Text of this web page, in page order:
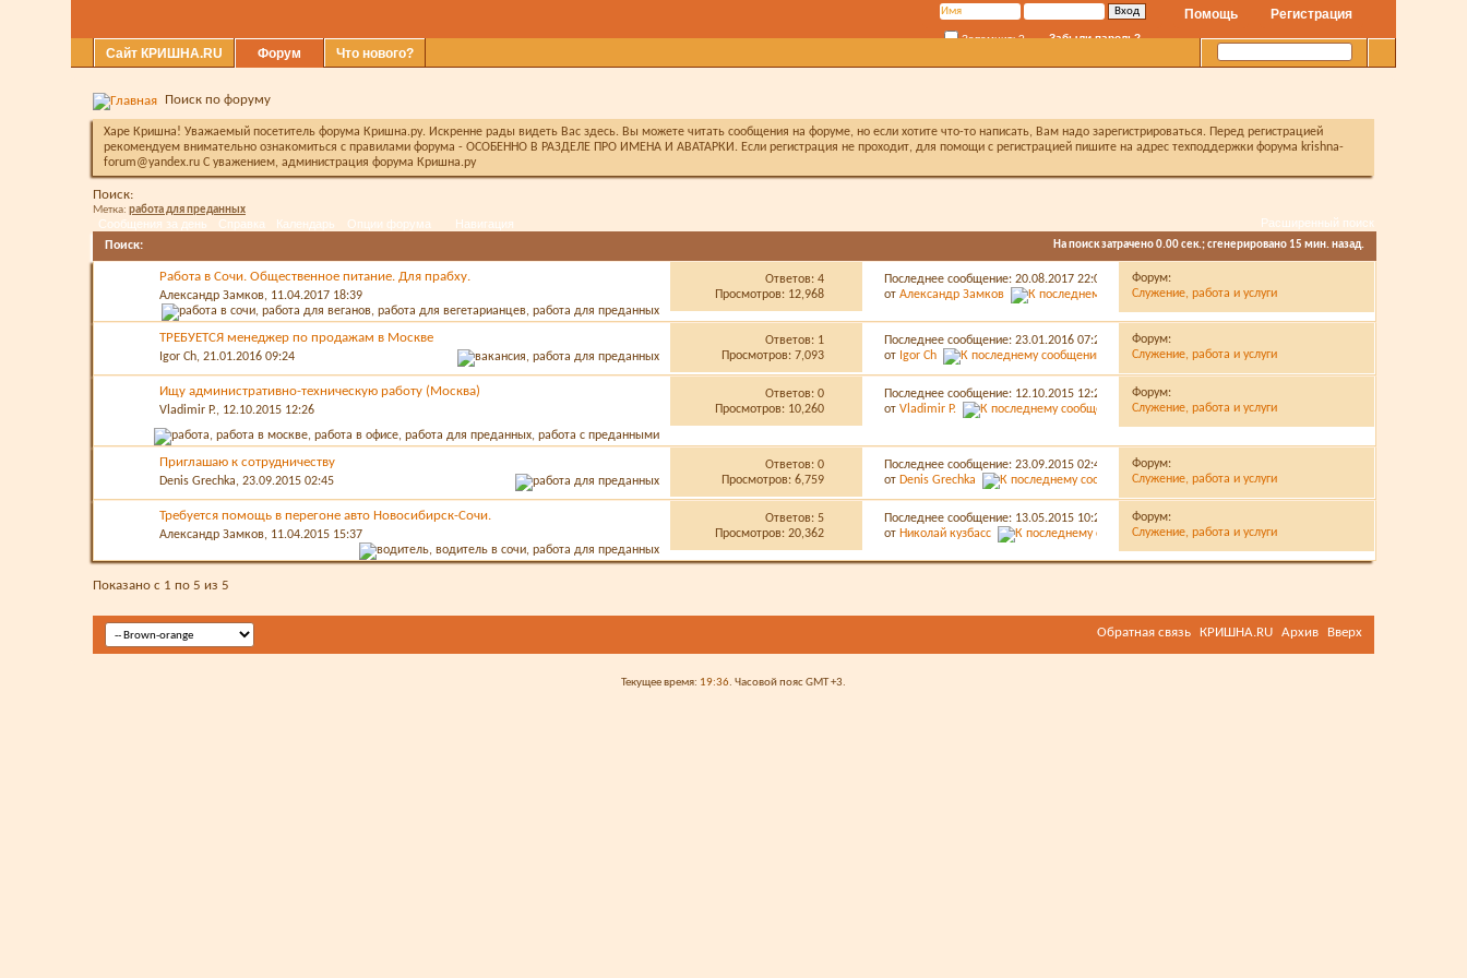
Регистрация
Помощь
Запомнить? Забыли пароль?
Сайт КРИШНА.RU Форум
Сообщения за день Справка Календарь Опции форума Навигация
Что нового?
Расширенный поиск
Поиск по форуму
Харе Кришна! Уважаемый посетитель форума Кришна.ру. Искренне рады видеть Вас здесь. Вы можете читать сообщения на форуме, но если хотите что-то написать, Вам надо зарегистрироваться. Перед регистрацией
рекомендуем внимательно ознакомиться с правилами форума - ОСОБЕННО В РАЗДЕЛЕ ПРО ИМЕНА И АВАТАРКИ. Если регистрация не проходит, для помощи с регистрацией пишите на адрес техподдержки форума krishna-
forum@yandex.ru С уважением, администрация форума Кришна.ру
Поиск:
Метка: работа для преданных
Поиск: На поиск затрачено0.00сек.; сгенерировано 15 мин. назад.
Работа в Сочи. Общественное питание. Для прабху.
Александр Замков, 11.04.2017 18:39
Ответов:4
Просмотров: 12,968
Последнее сообщение: 20.08.201722:06
отАлександр Замков
Форум:
Служение, работа и услуги
ТРЕБУЕТСЯ менеджер по продажам в Москве
Igor Ch, 21.01.2016 09:24
Ответов: 1
Просмотров: 7,093
Последнее сообщение: 23.01.201607:20
от Igor Ch
Форум:
Служение, работа и услуги
Ищу административно-техническую работу (Москва)
Vladimir P., 12.10.2015 12:26
Ответов:0
Просмотров: 10,260
Последнее сообщение: 12.10.2015 12:26
отVladimir P.
Форум:
Служение, работа и услуги
Приглашаю к сотрудничеству
Denis Grechka, 23.09.2015 02:45
Ответов:0
Просмотров: 6,759
Последнее сообщение: 23.09.201502:45
отDenis Grechka
Форум:
Служение, работа и услуги
Требуется помощь в перегоне авто Новосибирск-Сочи.
Александр Замков, 11.04.2015 15:37
Ответов:5
Просмотров: 20,362
Последнее сообщение: 13.05.2015 10:25
отНиколай кузбасс
Форум:
Служение, работа и услуги
Показано с 1 по 5 из 5
Обратная связь КРИШНА.RU Архив Вверх
Текущее время: 19:36. Часовой пояс GMT +3.